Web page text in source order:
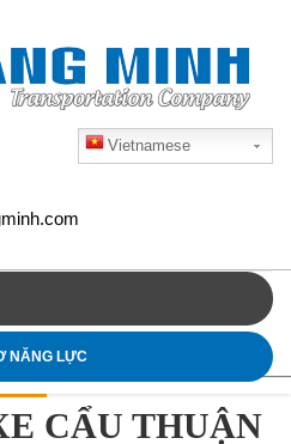
Vietnamese
NĂNG LỰC
CẨU THUẬN